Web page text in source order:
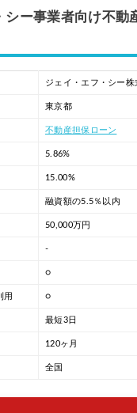
シー事業者向け不動
ジェイ・エフ・シー株
東京都
不動産担保ローン
5.86%
15.00%
融資額の5.5％以内
50,000万円
-
○
用 ○
最短3日
120ヶ月
全国